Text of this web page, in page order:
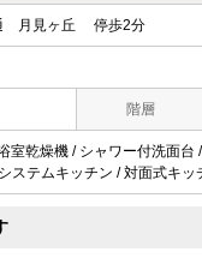
月見ヶ丘 停歩2分
階層
室乾燥機 / シャワー付洗面
ステムキッチン / 対面式キッ